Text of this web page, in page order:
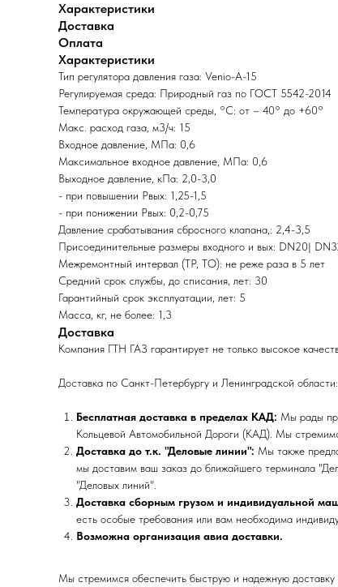
Характеристики
Доставка
Оплата
Характеристики
Тип регулятора давления газа: Venio-A-15
Регулируемая среда: Природный газ по ГОСТ 5542-2014
Температура окружающей среды, °C: от – 40° до +60°
Макс. расход газа, м3/ч: 15
Входное давление, МПа: 0,6
Максимальное входное давление, МПа: 0,6
Выходное давление, кПа: 2,0-3,0
- при повышении Рвых: 1,25-1,5
- при понижении Рвых: 0,2-0,75
Давление срабатывания сбросного клапана,: 2,4-3,5
Присоединительные размеры входного и вых: DN20|
Межремонтный интервал (ТР, ТО): не реже раза в 5 лет
Средний срок службы, до списания, лет: 30
Гарантийный срок эксплуатации, лет: 5
Масса, кг, не более: 1,3
Доставка
Компания ГТН ГАЗ гарантирует не только высокое
Доставка по Санкт-Петербургу и Ленинградской области:
Бесплатная доставка в пределах КАД: Мы рады
Кольцевой Автомобильной Дороги (КАД). Мы
Доставка до т.к. "Деловые линии": Мы также
мы доставим ваш заказ до ближайшего терминала
"Деловых линий".
Доставка сборным грузом и индивидуальной
есть особые требования или вам необходима
Возможна организация авиа доставки.
Мы стремимся обеспечить быструю и надежную доставку